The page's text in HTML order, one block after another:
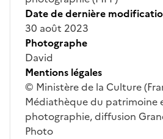
Date de dernière
30 août 2023
Photographe
David
Mentions légales
© Ministère de la Culture
Médiathèque du patrimoine
photographie, diffusion
Photo